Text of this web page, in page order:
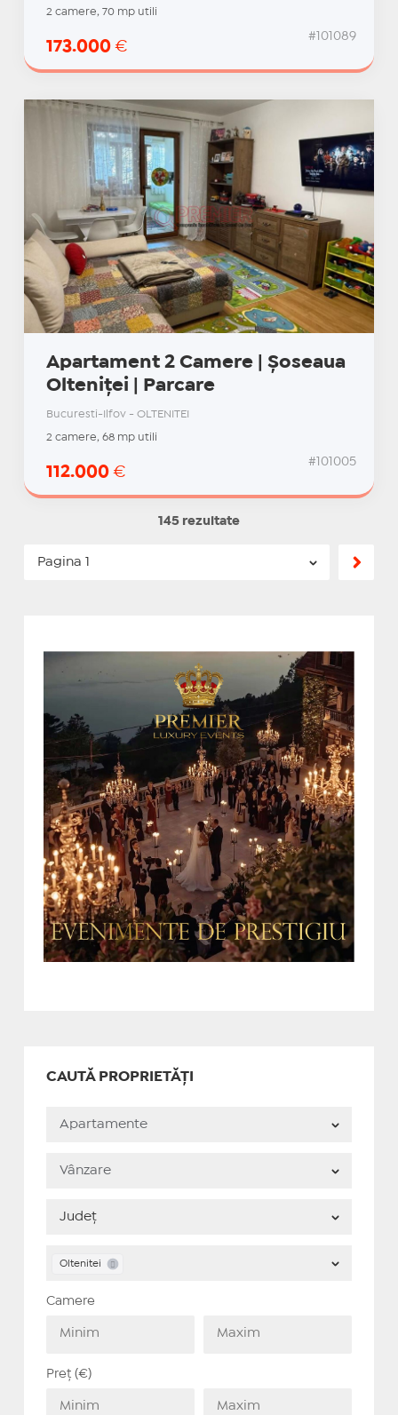
2 camere, 70 mp utili
173.000 €
#101089
Apartament 2 Camere | Șoseaua
Olteniței | Parcare
Bucuresti-Ilfov - OLTENITEI
2 camere, 68 mp utili
112.000 €
#101005
145 rezultate
CAUTĂ PROPRIETĂȚI
Oltenitei
Camere
Preț (€)